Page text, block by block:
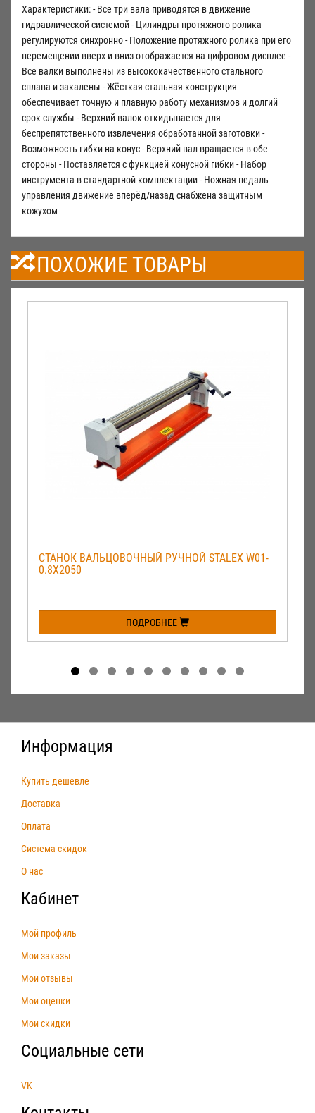
Характеристики: - Все три вала приводятся в движение
гидравлической системой - Цилиндры протяжного ролика
регулируются синхронно - Положение протяжного ролика при его
перемещении вверх и вниз отображается на цифровом дисплее -
Все валки выполнены из высококачественного стального
сплава и закалены - Жёсткая стальная конструкция
обеспечивает точную и плавную работу механизмов и долгий
срок службы - Верхний валок откидывается для
беспрепятственного извлечения обработанной заготовки -
Возможность гибки на конус - Верхний вал вращается в обе
стороны - Поставляется с функцией конусной гибки - Набор
инструмента в стандартной комплектации - Ножная педаль
управления движение вперёд/назад снабжена защитным
кожухом
ПОХОЖИЕ ТОВАРЫ
СТАНОК ВАЛЬЦОВОЧНЫЙ РУЧНОЙ STALEX W01-
0.8Х2050
ПОДРОБНЕЕ
Информация
Купить дешевле
Доставка
Оплата
Система скидок
О нас
Кабинет
Мой профиль
Мои заказы
Мои отзывы
Мои оценки
Мои скидки
Социальные сети
VK